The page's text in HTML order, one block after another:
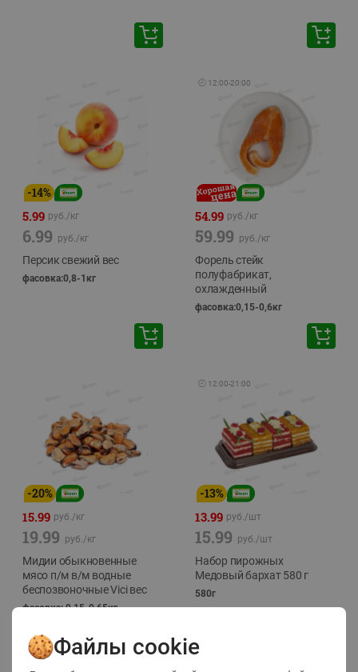
-14%
5.99 руб./кг
6.99 руб./кг
Персик свежий вес
фасовка:0,8-1кг
🕘 12:00-20:00
54.99 руб./кг
59.99 руб./кг
Форель стейк
полуфабрикат,
охлажденный
фасовка:0,15-0,6кг
-20%
15.99 руб./кг
19.99 руб./кг
Мидии обыкновенные
мясо п/м в/м водные
беспозвоночные Vici вес
фасовка: 0,15-0,65кг
🕘 12:00-21:00
-13%
13.99 руб./шт
15.99 руб./шт
Набор пирожных
Медовый бархат 580 г
580г
Файлы cookie